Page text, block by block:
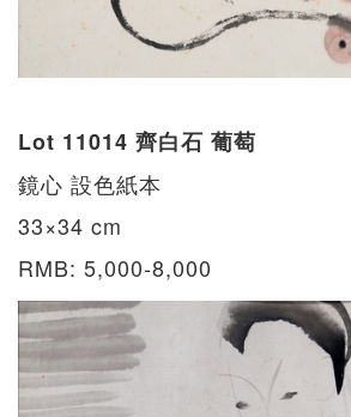
Lot 11014 齊白石 葡萄
鏡心 設色紙本
33×34 cm
RMB: 5,000-8,000